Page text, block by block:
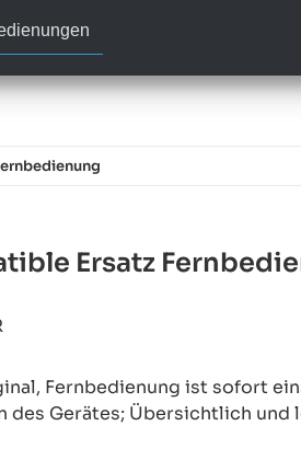
Ersatz
Fernbedienung ist sofort
des Gerätes; Übersichtlich und